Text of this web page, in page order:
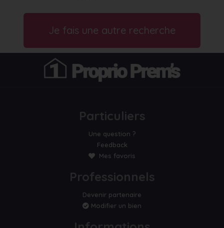
Je fais une autre recherche
Particuliers
Une question ?
Feedback
Mes favoris
Professionnels
Devenir partenaire
Modifier un bien